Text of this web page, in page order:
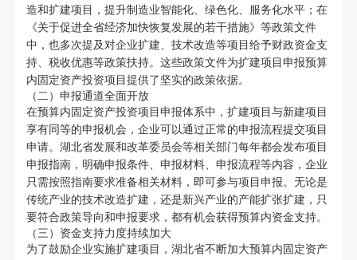
造和扩建项目，提升制造业智能化、绿色化、服务化水平；在
《关于促进全省经济加快恢复发展的若干措施》等政策文件
中，也多次提及对企业扩建、技术改造等项目给予财政资金支
持、税收优惠等政策扶持。这些政策文件为扩建项目申报预算
内固定资产投资项目提供了坚实的政策依据。
（二）申报通道全面开放
在预算内固定资产投资项目申报体系中，扩建项目与新建项目
享有同等的申报机会，企业可以通过正常的申报流程提交项目
申请。湖北省发展和改革委员会等相关部门每年都会发布项目
申报指南，明确申报条件、申报材料、申报流程等内容，企业
只需按照指南要求准备相关材料，即可参与项目申报。无论是
传统产业的技术改造扩建，还是新兴产业的产能扩张扩建，只
要符合政策导向和申报要求，都有机会获得预算内资金支持。
（三）资金支持力度持续加大
为了鼓励企业实施扩建项目，湖北省不断加大预算内固定资产